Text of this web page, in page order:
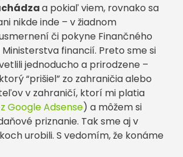
a pokiaľ viem, rovnako sa
nikde inde – v žiadnom
či pokyne Finančného
financií. Preto sme si
jednoducho a prirodzene –
“prišiel” zo zahraničia alebo
v zahraničí, ktorí mi platia
Google Adsense) a môžem si
priznanie. Tak sme aj v
urobili. S vedomím, že konáme